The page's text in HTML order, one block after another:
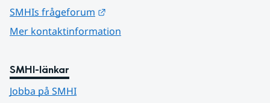
SMHIs frågeforum
Mer kontaktinformation
SMHI-länkar
Jobba på SMHI